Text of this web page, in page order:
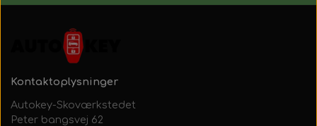
Kontaktoplysninger
Autokey-Skoværkstedet
Peter bangsvej 62